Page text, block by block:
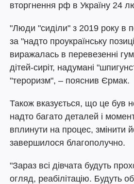
вторгнення рф в Україну 24
"Люди "сиділи" з 2019 року в
за "надто проукраїнську
виражалась в перевезенні
дітей-сиріт, надумані
"тероризм", – пояснив Єрмак.
Також вказується, що це був
надто багато деталей і
вплинути на процес, змінити
завершилося благополучно.
"Зараз всі дівчата будуть
огляд, реабілітацію. Будуть